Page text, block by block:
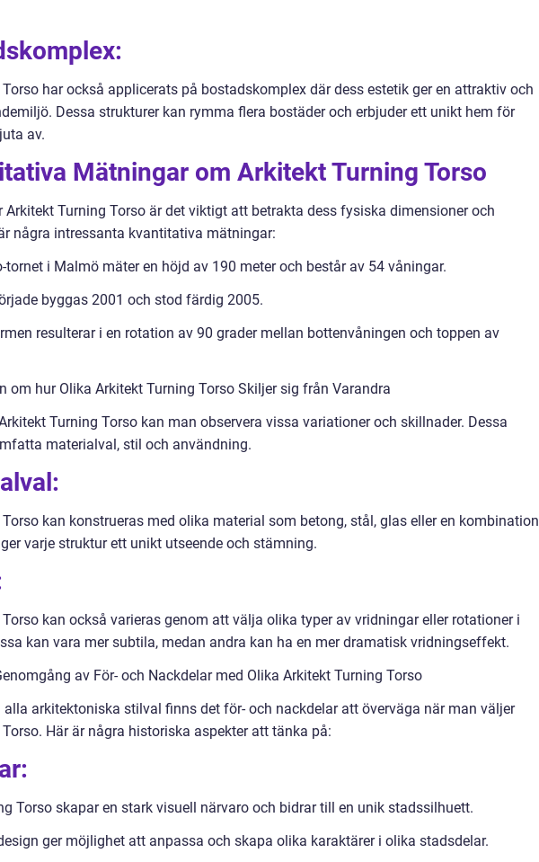
har också applicerats på bostadskomplex där dess estetik ger en attraktiv och
Dessa strukturer kan rymma flera bostäder och erbjuder ett unikt hem för
av.
Mätningar om Arkitekt Turning Torso
Arkitekt Turning Torso är det viktigt att betrakta dess fysiska dimensioner och
några intressanta kvantitativa mätningar:
tornet i Malmö mäter en höjd av 190 meter och består av 54 våningar.
byggas 2001 och stod färdig 2005.
resulterar i en rotation av 90 grader mellan bottenvåningen och toppen av
om hur Olika Arkitekt Turning Torso Skiljer sig från Varandra
Turning Torso kan man observera vissa variationer och skillnader. Dessa
materialval, stil och användning.
kan konstrueras med olika material som betong, stål, glas eller en kombination
varje struktur ett unikt utseende och stämning.
kan också varieras genom att välja olika typer av vridningar eller rotationer i
kan vara mer subtila, medan andra kan ha en mer dramatisk vridningseffekt.
av För- och Nackdelar med Olika Arkitekt Turning Torso
alla arkitektoniska stilval finns det för- och nackdelar att överväga när man väljer
Här är några historiska aspekter att tänka på:
Torso skapar en stark visuell närvaro och bidrar till en unik stadssilhuett.
ger möjlighet att anpassa och skapa olika karaktärer i olika stadsdelar.